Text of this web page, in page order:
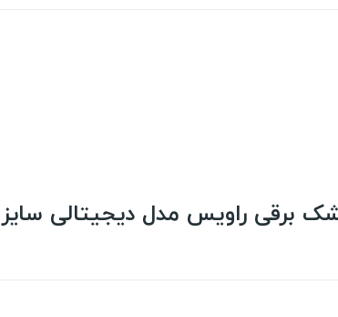
برقی راویس مدل دیجیتالی سایز 50*70 - آبی حوله ای